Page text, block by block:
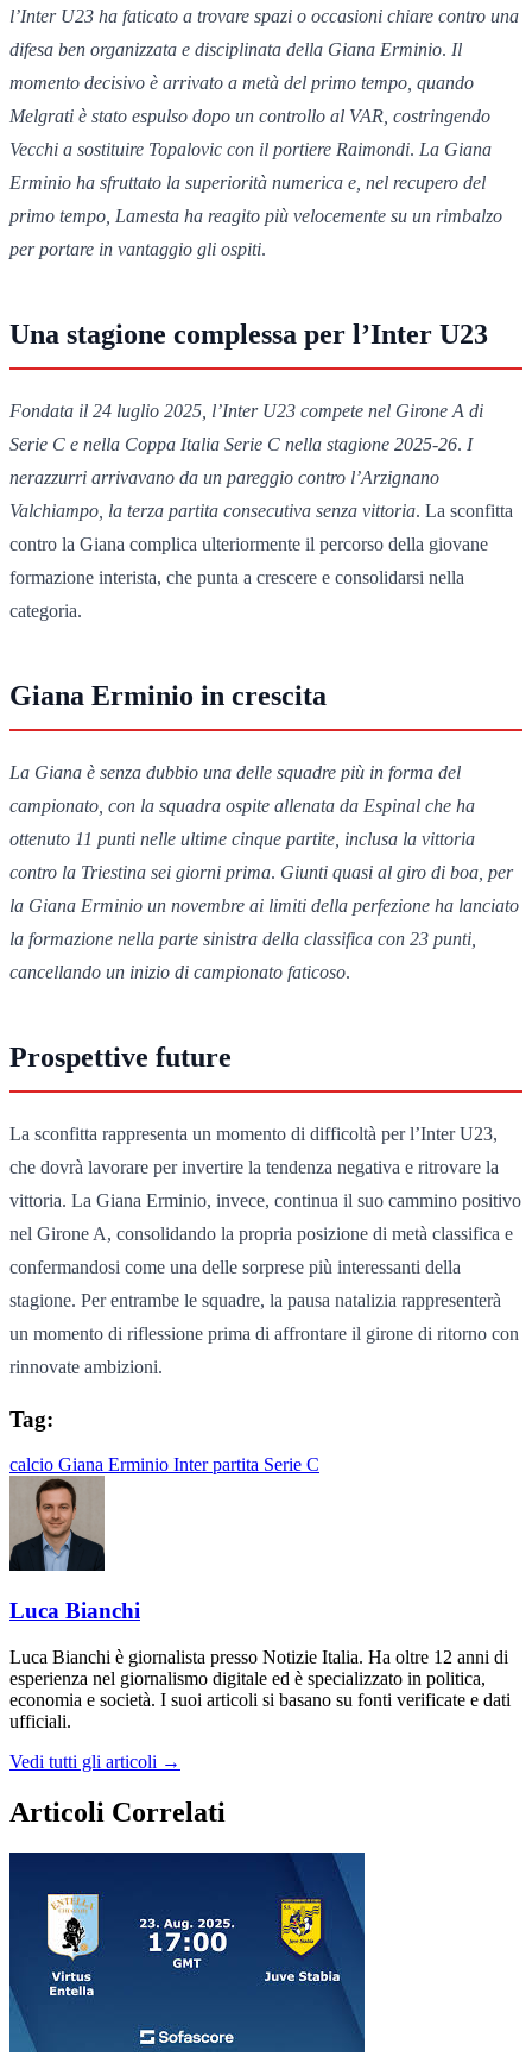
l’Inter U23 ha faticato a trovare spazi o occasioni chiare contro una
difesa ben organizzata e disciplinata della Giana Erminio. Il
momento decisivo è arrivato a metà del primo tempo, quando
Melgrati è stato espulso dopo un controllo al VAR, costringendo
Vecchi a sostituire Topalovic con il portiere Raimondi. La Giana
Erminio ha sfruttato la superiorità numerica e, nel recupero del
primo tempo, Lamesta ha reagito più velocemente su un rimbalzo
per portare in vantaggio gli ospiti.
Una stagione complessa per l’Inter U23
Fondata il 24 luglio 2025, l’Inter U23 compete nel Girone A di
Serie C e nella Coppa Italia Serie C nella stagione 2025-26. I
nerazzurri arrivavano da un pareggio contro l’Arzignano
Valchiampo, la terza partita consecutiva senza vittoria. La sconfitta
contro la Giana complica ulteriormente il percorso della giovane
formazione interista, che punta a crescere e consolidarsi nella
categoria.
Giana Erminio in crescita
La Giana è senza dubbio una delle squadre più in forma del
campionato, con la squadra ospite allenata da Espinal che ha
ottenuto 11 punti nelle ultime cinque partite, inclusa la vittoria
contro la Triestina sei giorni prima. Giunti quasi al giro di boa, per
la Giana Erminio un novembre ai limiti della perfezione ha lanciato
la formazione nella parte sinistra della classifica con 23 punti,
cancellando un inizio di campionato faticoso.
Prospettive future
La sconfitta rappresenta un momento di difficoltà per l’Inter U23,
che dovrà lavorare per invertire la tendenza negativa e ritrovare la
vittoria. La Giana Erminio, invece, continua il suo cammino positivo
nel Girone A, consolidando la propria posizione di metà classifica e
confermandosi come una delle sorprese più interessanti della
stagione. Per entrambe le squadre, la pausa natalizia rappresenterà
un momento di riflessione prima di affrontare il girone di ritorno con
rinnovate ambizioni.
Tag:
calcio Giana Erminio Interpartita Serie C
Luca Bianchi
Luca Bianchi è giornalista presso Notizie Italia. Ha oltre 12 anni di
esperienza nel giornalismo digitale ed è specializzato in politica,
economia e società. I suoi articoli si basano su fonti verificate e dati
ufficiali.
Vedi tutti gli articoli →
Articoli Correlati